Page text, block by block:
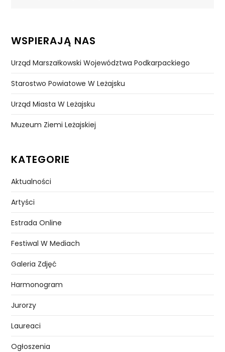
WSPIERAJĄ NAS
Urząd Marszałkowski Województwa Podkarpackiego
Starostwo Powiatowe W Leżajsku
Urząd Miasta W Leżajsku
Muzeum Ziemi Leżajskiej
KATEGORIE
Aktualności
Artyści
Estrada Online
Festiwal W Mediach
Galeria Zdjęć
Harmonogram
Jurorzy
Laureaci
Ogłoszenia